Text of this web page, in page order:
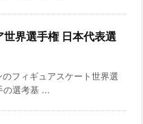
界選手権 日本代表選
フィギュアスケート世界選
の選考基 ...